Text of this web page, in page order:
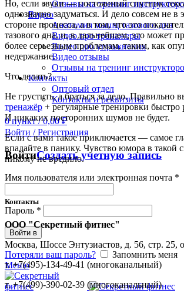
Отзывы на тренинг
Видео
Анатомия мышц тазового дна
Видео про тренажеры
Видео про упражнения
Видео отзывы
Отзывы на тренинг
Контакты
Оптовый отдел
Контакты и реквизиты
0пункт / 0,00₽
Войти / Регистрация
ВойтиСоздать учетную запись
Имя пользователя или электронная почта *
Пароль *
Войти в
Потеряли ваш пароль?
Запомнить меня
Меню
Но, если звуки — постоянный спутник
однозначно задуматься. И дело совсем не в
стороне процесса, а в том, что это
тазового дна, и, в дальнейшем, это может
более серьезным проблемам, таким, как
недержание.
Что делать?
Не грустить, а браться за дело. Правильно
тренажёр + регулярные тренировки быстро
И никаких посторонних шумов не будет.
Если с вами такое приключается — самое
впадайте в панику. Чувство юмора в такой
никому не вредило.
Контакты
ООО "Секретный фитнес"
Москва, Шоссе Энтузиастов, д. 56, стр. 25,
т. +7(495)-134-49-41 (многоканальный)
т. +7(499)-390-02-39 (многоканальный)